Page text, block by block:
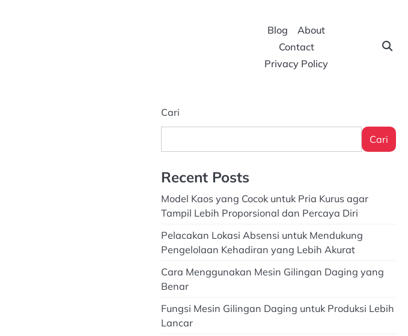
Blog
About
Contact
Privacy Policy
Cari
Cari
Recent Posts
Model Kaos yang Cocok untuk Pria Kurus agar
Tampil Lebih Proporsional dan Percaya Diri
Pelacakan Lokasi Absensi untuk Mendukung
Pengelolaan Kehadiran yang Lebih Akurat
Cara Menggunakan Mesin Gilingan Daging yang
Benar
Fungsi Mesin Gilingan Daging untuk Produksi Lebih
Lancar